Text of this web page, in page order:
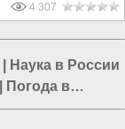
4 307
Наука в России
Погода в